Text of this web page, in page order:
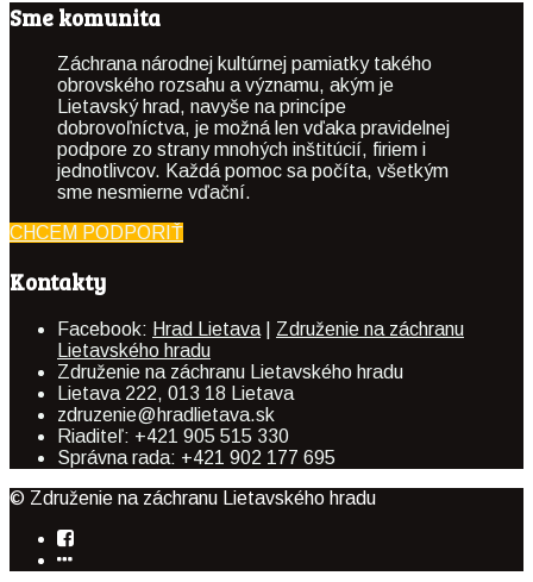
Sme komunita
Záchrana národnej kultúrnej pamiatky takého
obrovského rozsahu a významu, akým je
Lietavský hrad, navyše na princípe
dobrovoľníctva, je možná len vďaka pravidelnej
podpore zo strany mnohých inštitúcií, firiem i
jednotlivcov. Každá pomoc sa počíta, všetkým
sme nesmierne vďační.
CHCEM PODPORIŤ
Kontakty
Facebook: Hrad Lietava
Združenie na záchranu
Lietavského hradu
Združenie na záchranu Lietavského hradu
Lietava 222, 013 18 Lietava
zdruzenie@hradlietava.sk
Riaditeľ: +421 905 515 330
Správna rada: +421 902 177 695
© Združenie na záchranu Lietavského hradu